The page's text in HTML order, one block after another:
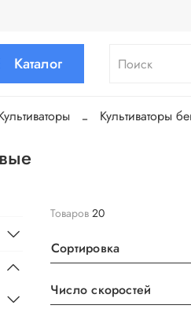
Каталог
Культиваторы
Товаров 20
Сортировка
Число скоростей